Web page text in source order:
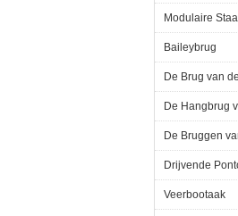
Modulaire
Baileybrug
De Brug van
De Hangbrug
De Bruggen
Drijvende
Veerbootaak